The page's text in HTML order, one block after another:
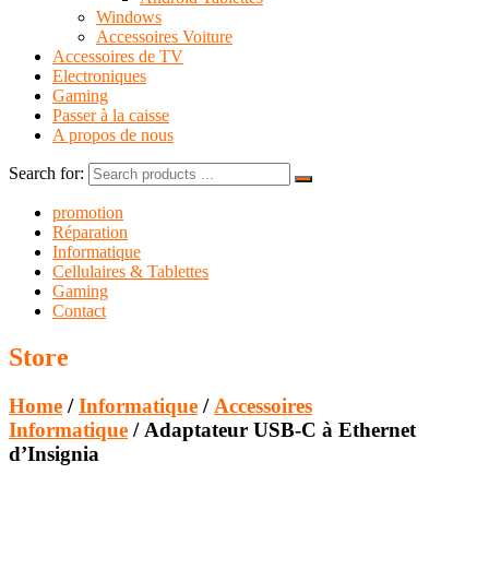
Windows
Accessoires Voiture
Accessoires de TV
Electroniques
Gaming
Passer à la caisse
A propos de nous
Search for:
promotion
Réparation
Informatique
Cellulaires & Tablettes
Gaming
Contact
Store
Home /Informatique / Accessoires
Informatique / Adaptateur USB-C à Ethernet
d’Insignia